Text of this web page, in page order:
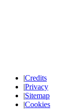
|Credits
|Privacy
|Sitemap
|Cookies